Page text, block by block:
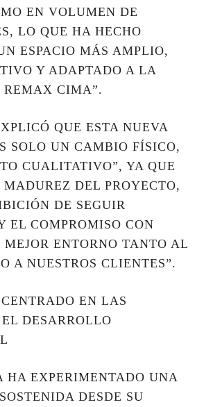
EN VOLUMEN DE
LO QUE HA HECHO
ESPACIO MÁS AMPLIO,
Y ADAPTADO A LA
REMAX CIMA”.
QUE ESTA NUEVA
SOLO UN CAMBIO FÍSICO,
CUALITATIVO”, YA QUE
DEL PROYECTO,
DE SEGUIR
EL COMPROMISO CON
MEJOR ENTORNO TANTO AL
A NUESTROS CLIENTES”.
EN LAS
DESARROLLO
HA EXPERIMENTADO UNA
DESDE SU